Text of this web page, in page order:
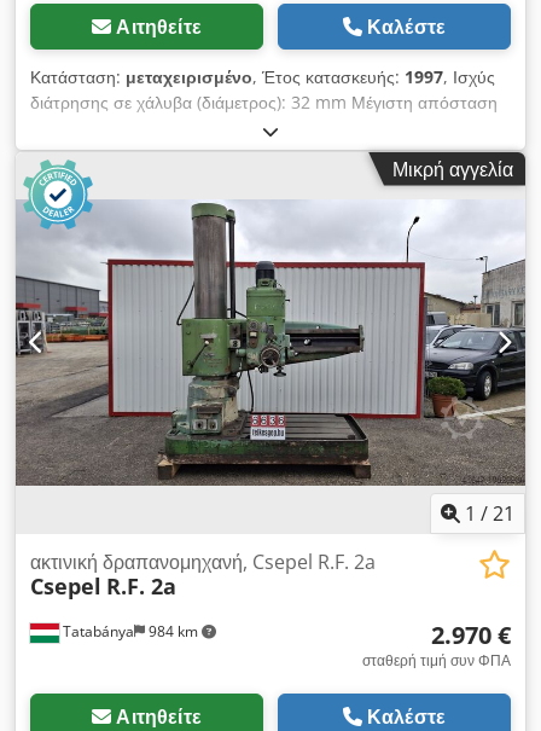
Αιτηθείτε Καλέστε
Κατάσταση: μεταχειρισμένο, Έτος κατασκευής: 1997, Ισχύς
διάτρησης σε χάλυβα (διάμετρος): 32 mm Μέγιστη απόσταση
από τον άξονα: περίπου 920 mm Στέλεχος φρέζας: 76 mm
Επίπεδη φρέζα: 20 mm Κώνος άξονα: MT3 Dkodpjztf Ausfx Ai
Ujr Διαδρομή του πινέλου: 130 mm Διαδρομή της κεφαλής
φρέζας: 380 mm Διαστάσεις τραπεζιού: 550 x 500 mm
Διάμετρος στήλης: 115 mm
Μικρή αγγελία
1 /21
Tatabánya 984 km
ακτινική δραπανομηχανή, Csepel R.F. 2a
Csepel R.F. 2a
2.970 €
σταθερή τιμή συν ΦΠΑ
Αιτηθείτε Καλέστε